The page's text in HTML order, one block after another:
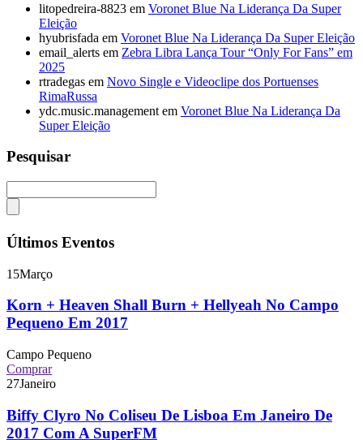
litopedreira-8823 em Voronet Blue Na Liderança Da Super
Eleição
hyubrisfada em Voronet Blue Na Liderança Da Super Eleição
email_alerts em Zebra Libra Lança Tour “Only For Fans” em
2025
rtradegas em Novo Single e Videoclipe dos Portuenses
RimaRussa
ydc.music.management em Voronet Blue Na Liderança Da
Super Eleição
Pesquisar
Últimos Eventos
15Março
Korn + Heaven Shall Burn + Hellyeah No Campo
Pequeno Em 2017
Campo Pequeno
Comprar
27Janeiro
Biffy Clyro No Coliseu De Lisboa Em Janeiro De
2017 Com A SuperFM